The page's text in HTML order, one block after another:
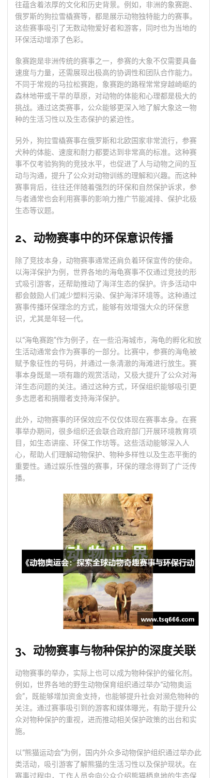
往蕴含着浓厚的文化和历史背景。例如，非洲的象赛跑、
俄罗斯的狗拉雪橇赛等，都是展示动物独特能力的赛事。
这些赛事吸引了无数动物爱好者和游客，同时也为当地的
环保活动增添了色彩。
象赛跑是非洲传统的赛事之一，参赛的大象不仅需要具备
速度与力量，还需展现出极高的协调性和团队合作能力。
不同于常规的马拉松赛跑，象赛跑的路程常常穿越崎岖的
森林地带或干旱的草原，对动物的体能和心理都是极大的
挑战。通过这类赛事，公众能够更深入地了解大象这一物
种的生活习性以及生态保护的紧迫性。
另外，狗拉雪橇赛事在俄罗斯和北欧国家非常流行，参赛
犬种的体能、速度和耐力都要达到非常高的标准。这种赛
事不仅考验狗狗的竞技水平，也促进了人与动物之间的互
动与沟通，提升了公众对动物训练的理解和兴趣。而这种
赛事背后，往往还伴随着强烈的环保和自然保护诉求，参
与者通常也会利用赛事的影响力推广节能减排、保护北极
生态等议题。
2、动物赛事中的环保意识传播
除了竞技本身，动物赛事通常还肩负着环保宣传的使命。
以海洋保护为例，世界各地的海龟赛事不仅通过竞技的形
式吸引游客，还帮助推动了海洋生态的保护。许多活动中
都会鼓励人们减少塑料污染、保护海洋环境等。这种通过
赛事传播环保理念的方式，能够有效增强大众的环保意
识，尤其是年轻一代。
以“海龟赛跑”作为例子，在一些沿海城市，海龟的孵化和放
生活动通常会作为赛事的一部分。比赛中，参赛的海龟被
赋予象征性的号码，并通过一条清澈的海滩进行放生。赛
事本身既是一项有趣的观赏活动，又极大提升了公众对海
洋生态问题的关注。通过这种方式，环保组织能够吸引更
多志愿者和捐赠者支持海洋保护。
此外，动物赛事的环保效应不仅仅体现在赛事本身。在赛
事举办期间，很多组织还会联合政府部门开展环境教育项
目，如生态讲座、环保工作坊等。这些活动能够深入人
心，帮助人们理解动物保护、物种多样性以及生态平衡的
重要性。通过娱乐性强的赛事，环保的理念得到了广泛传
播。
3、动物赛事与物种保护的深度关联
动物赛事的举办，实际上也可以成为物种保护的催化剂。
例如，世界各地的野生动物保育组织通过举办“动物奥运
会”，既能够增加资金支持，也能够提升社会对濒危物种的
关注。通过赛事吸引到的游客和媒体曝光，有助于提升公
众对物种保护的重视，进而推动相关保护政策的出台和实
施。
以“熊猫运动会”为例，国内外众多动物保护组织通过举办此
类活动，吸引游客了解熊猫的生活习性以及保护现状。在